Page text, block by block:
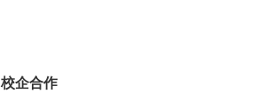
校企合作